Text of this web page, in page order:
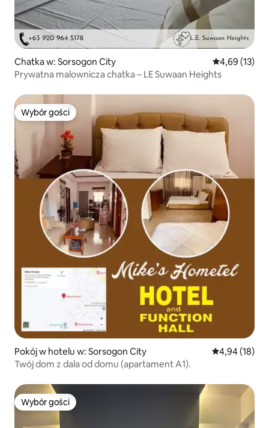
Chatka w: Sorsogon City Średnia
4,69 (13)
Prywatna malownicza chatka – LE Suwaan Heights
Wybór gości
Wybór gości
Pokój w hotelu w: Sorsogon City Średnia
4,94 (18)
Twój dom z dala od domu (apartament A1).
Wybór gości
Wybór gości